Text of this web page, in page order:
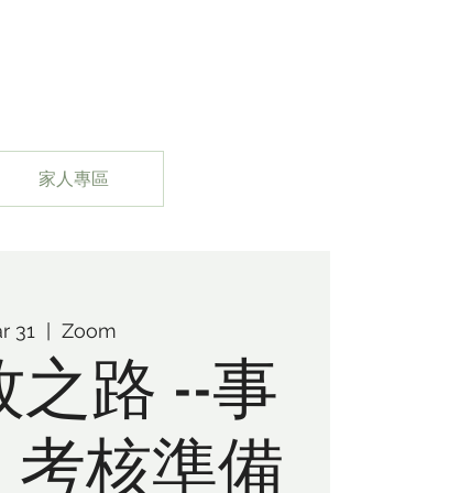
家人專區
31 Zoom
之路 --事
核準備